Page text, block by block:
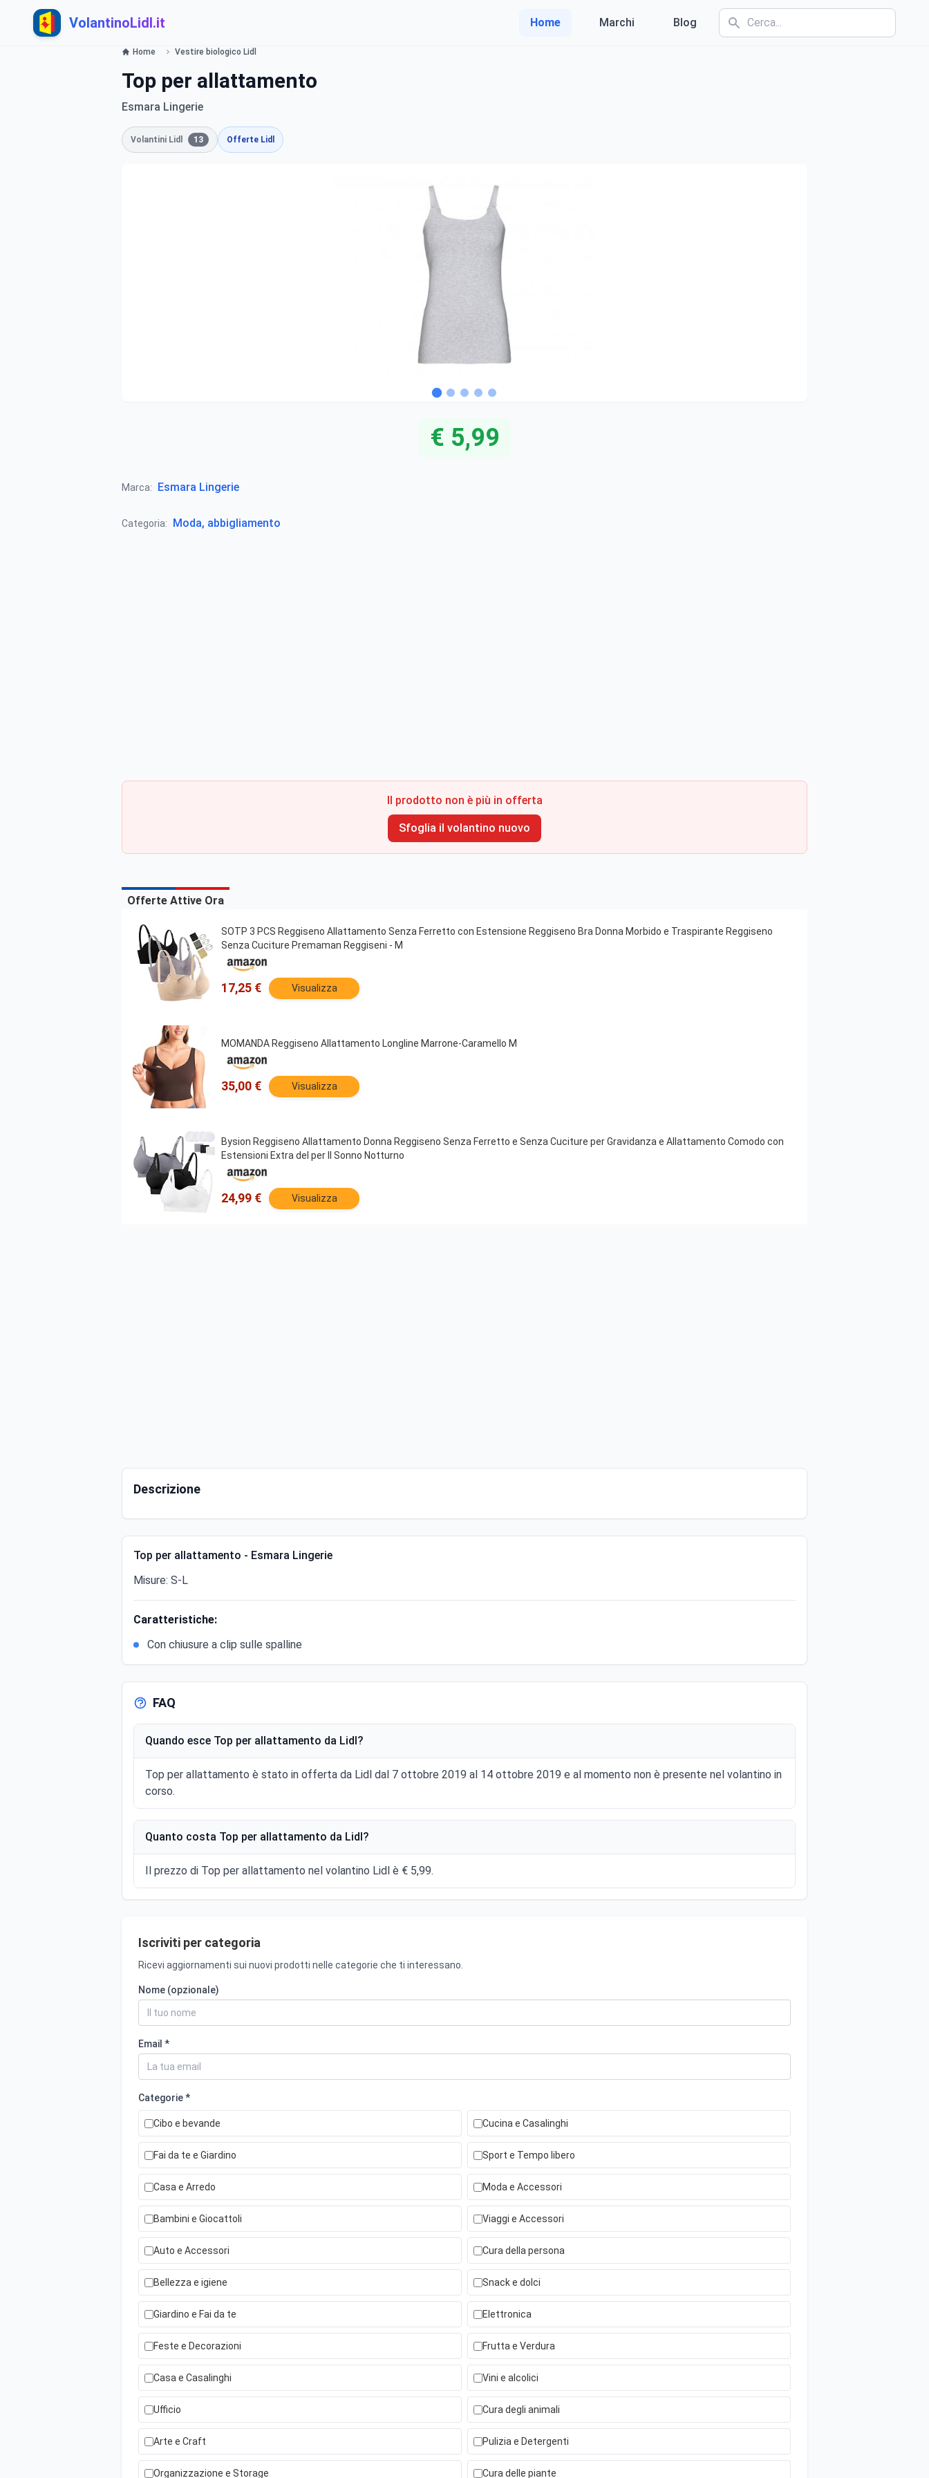
VolantinoLidl.it Home Marchi Blog
Home Vestire biologico Lidl
Top per allattamento
Esmara Lingerie
Volantini Lidl 13 Offerte Lidl
€ 5,99
Marca: Esmara Lingerie
Categoria: Moda, abbigliamento
Il prodotto non è più in offerta
Sfoglia il volantino nuovo
Offerte Attive Ora
SOTP 3 PCS Reggiseno Allattamento Senza Ferretto con Estensione Reggiseno Bra Donna Morbido e Traspirante Reggiseno
Senza Cuciture Premaman Reggiseni - M
17,25 € Visualizza
MOMANDA Reggiseno Allattamento Longline Marrone-Caramello M
35,00 € Visualizza
Bysion Reggiseno Allattamento Donna Reggiseno Senza Ferretto e Senza Cuciture per Gravidanza e Allattamento Comodo con
Estensioni Extra del per Il Sonno Notturno
24,99 € Visualizza
Descrizione
Top per allattamento - Esmara Lingerie
Misure: S-L
Caratteristiche:
Con chiusure a clip sulle spalline
FAQ
Quando esce Top per allattamento da Lidl?
Top per allattamento è stato in offerta da Lidl dal 7 ottobre 2019 al 14 ottobre 2019 e al momento non è presente nel volantino in
corso.
Quanto costa Top per allattamento da Lidl?
Il prezzo di Top per allattamento nel volantino Lidl è € 5,99.
Iscriviti per categoria
Ricevi aggiornamenti sui nuovi prodotti nelle categorie che ti interessano.
Nome (opzionale)
Email *
Categorie *
Cibo e bevande Cucina e Casalinghi
Fai da te e Giardino Sport e Tempo libero
Casa e Arredo Moda e Accessori
Bambini e Giocattoli Viaggi e Accessori
Auto e Accessori Cura della persona
Bellezza e igiene Snack e dolci
Giardino e Fai da te Elettronica
Feste e Decorazioni Frutta e Verdura
Casa e Casalinghi Vini e alcolici
Ufficio Cura degli animali
Arte e Craft Pulizia e Detergenti
Organizzazione e Storage Cura delle piante